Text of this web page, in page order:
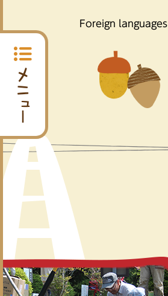
Foreign languages